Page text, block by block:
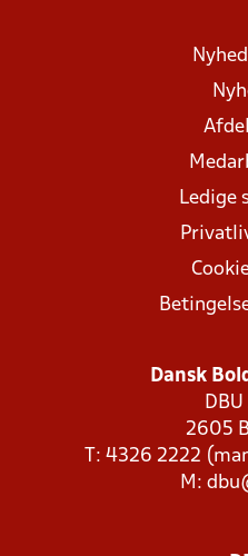
Ledige
Dansk
DBU
2605
T: 4326 2222
M: